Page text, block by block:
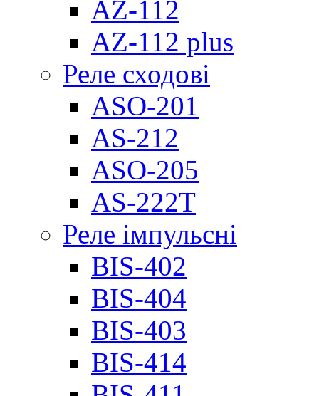
AZ-112
AZ-112 plus
Реле сходові
ASO-201
AS-212
ASO-205
AS-222T
Реле імпульсні
BIS-402
BIS-404
BIS-403
BIS-414